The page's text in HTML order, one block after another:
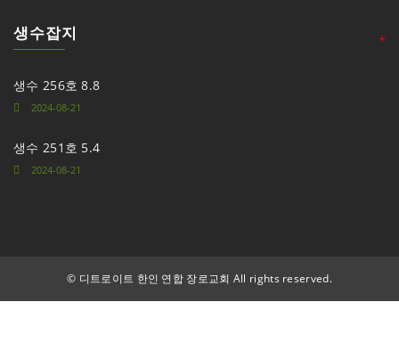
생수잡지 +
생수 256호 8.8
2024-08-21
생수 251호 5.4
2024-08-21
© 디트로이트 한인 연합 장로교회 All rights reserved.